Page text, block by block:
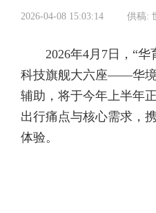
2026-04-08 15:03:14 供稿:
2026年4月7日，“
科技旗舰大六座——华境
辅助，将于今年上半年
出行痛点与核心需求，
体验。